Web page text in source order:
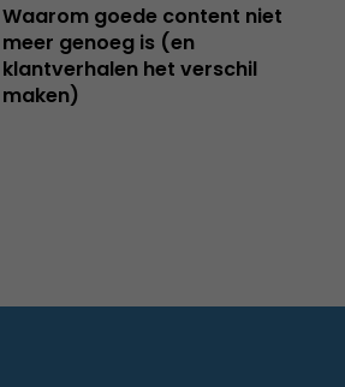
Waarom goede content niet
meer genoeg is (en
klantverhalen het verschil
maken)